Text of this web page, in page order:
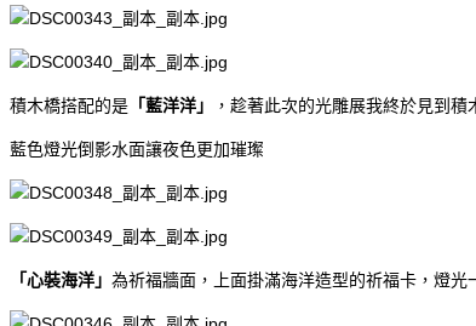
積木橋搭配的是 「藍洋洋」 ，趁著此次的光雕展我終於見到
藍色燈光倒影水面讓夜色更加璀璨
「心裝海洋」 為祈福牆面，上面掛滿海洋造型的祈福卡，燈光